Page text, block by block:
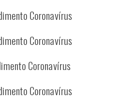
Coronavírus
Coronavírus
Coronavírus
Coronavírus